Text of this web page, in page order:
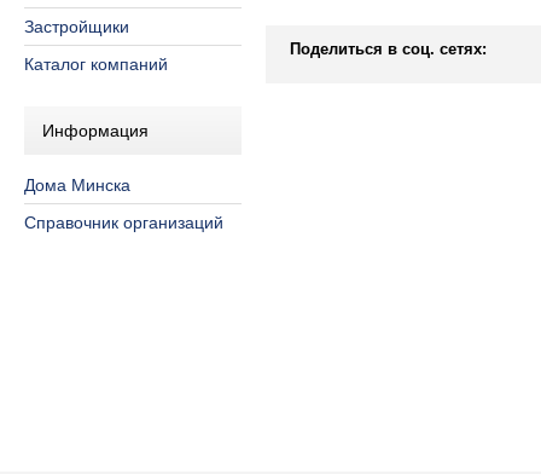
Застройщики
Каталог компаний
Информация
Дома Минска
Справочник организаций
Поделиться в соц. сетях: